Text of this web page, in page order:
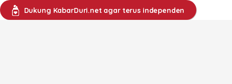
Dukung KabarDuri.net agar terus independen